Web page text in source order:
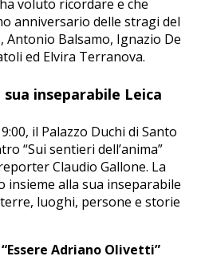
voluto ricordare e che
anniversario delle stragi del
Antonio Balsamo, Ignazio De
ed Elvira Terranova.
inseparabile Leica
il Palazzo Duchi di Santo
“Sui sentieri dell’anima”
Claudio Gallone. La
insieme alla sua inseparabile
luoghi, persone e storie
Adriano Olivetti”